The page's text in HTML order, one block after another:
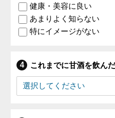
健康・美容に良い
あまりよく知らない
特にイメージがない
これまでに甘酒を飲ん